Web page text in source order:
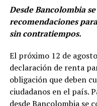
Desde Bancolombia
recomendaciones
sin contratiempos.
El próximo 12 de
declaración de renta
obligación que deben
ciudadanos en el país.
desde Bancolombia se